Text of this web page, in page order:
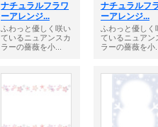
ナチュラルフラワ
ーアレンジ...
ふわっと優しく咲い
ているニュアンスカ
ラーの薔薇を小...
ナチュラルフ
ーアレンジ...
ふわっと優しく
ているニュアン
ラーの薔薇を小